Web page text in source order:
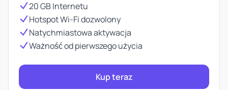
20 GB Internetu
Hotspot Wi-Fi dozwolony
Natychmiastowa aktywacja
Ważność od pierwszego użycia
Kup teraz